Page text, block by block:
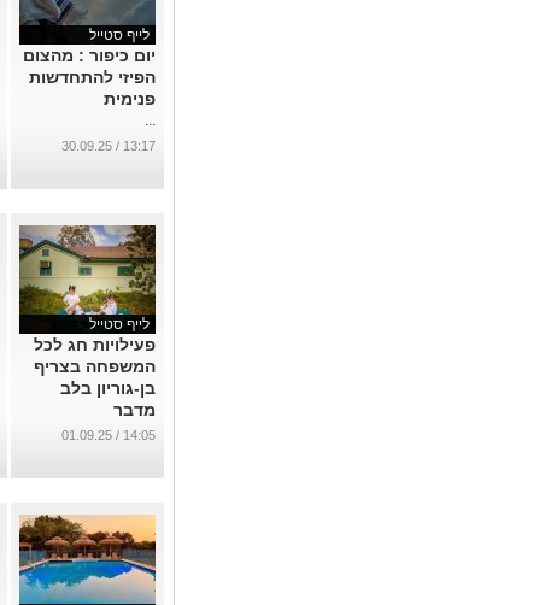
לייף סטייל
יום כיפור : מהצום
הפיזי להתחדשות
פנימית
...
13:17 / 30.09.25
לייף סטייל
פעילויות חג לכל
המשפחה בצריף
בן-גוריון בלב
מדבר
...
14:05 / 01.09.25